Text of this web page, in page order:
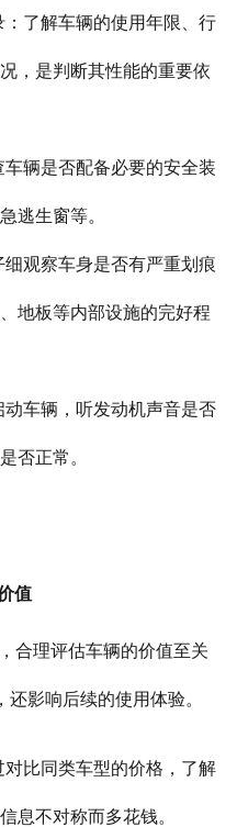
：了解车辆的使用年限、行
，是判断其性能的重要依
车辆是否配备必要的安全装
逃生窗等。
细观察车身是否有严重划痕
地板等内部设施的完好程
动车辆，听发动机声音是否
否正常。
值
合理评估车辆的价值至关
影响后续的使用体验。
对比同类车型的价格，了解
息不对称而多花钱。